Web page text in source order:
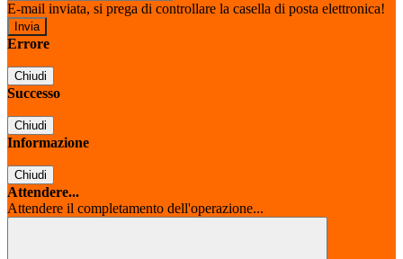
E-mail inviata, si prega di controllare la casella di posta elettronica!
Errore
Chiudi
Successo
Chiudi
Informazione
Chiudi
Attendere...
Attendere il completamento dell'operazione...